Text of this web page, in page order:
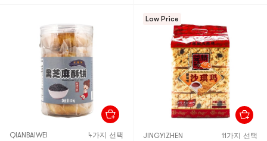
QIANBAIWEI 4가지 선택
Low Price
JINGYIZHEN 11가지 선택